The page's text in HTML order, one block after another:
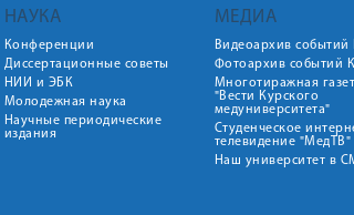
НАУКА
Конференции
Диссертационные советы
НИИ и ЭБК
Молодежная наука
Научные периодические
издания
МЕДИА
Видеоархив событий
Фотоархив событий
Многотиражная
"Вести Курского
медуниверситета"
Студенческое
телевидение "МедТВ"
Наш университет в